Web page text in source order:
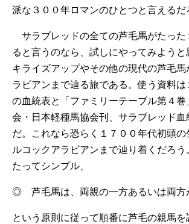
派な３００年ロマンのひとつと言えるだ
サラブレッドの全ての芦毛馬がたった
ると言うのなら、試しにやってみよう
キライズアップやその他の現代の芦毛
ラビアンまで辿る旅である。使う資料
の血統表と「ファミリーテーブル第４
会・日本軽種馬協会刊、サラブレッド血
だ。これなら恐らく１７００年代初頭
ルコックアラビアンまで辿り着くだろ
たってシンプル、
◎ 芦毛馬は、両親の一方あるいは両方
という原則に従って順番に芦毛の親馬